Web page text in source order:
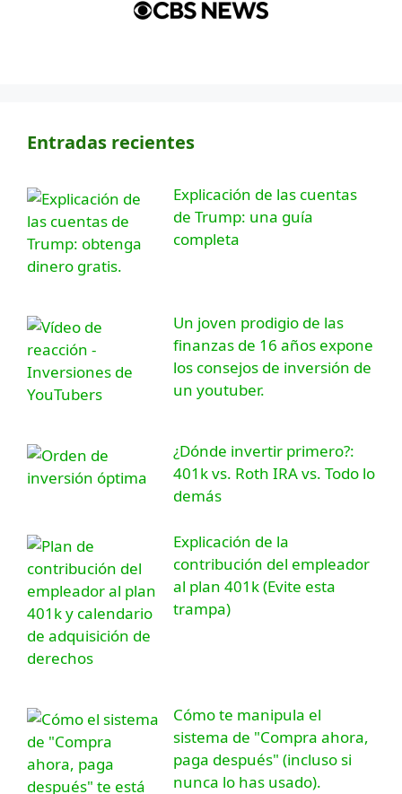
Entradas recientes
Explicación de las cuentas
de Trump: una guía
completa
Un joven prodigio de las
finanzas de 16 años expone
los consejos de inversión de
un youtuber.
¿Dónde invertir primero?:
401k vs. Roth IRA vs. Todo lo
demás
Explicación de la
contribución del empleador
al plan 401k (Evite esta
trampa)
Cómo te manipula el
sistema de "Compra ahora,
paga después" (incluso si
nunca lo has usado).